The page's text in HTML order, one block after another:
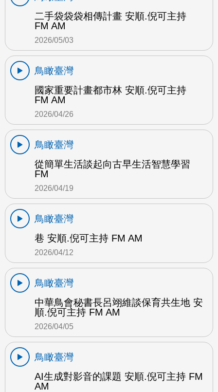
二手袋袋袋相傳計畫 安順.倪可主持
FM AM
2026/05/03
鳥瞰臺灣
國家重要計畫都市林 安順.倪可主持
FM AM
2026/04/26
鳥瞰臺灣
從簡單生活談起向古早生活智慧學習
FM
2026/04/19
鳥瞰臺灣
巷 安順.倪可主持 FM AM
2026/04/12
鳥瞰臺灣
中華鳥會秘書長呂翊維談保育共生地 安
順.倪可主持 FM AM
2026/04/05
鳥瞰臺灣
AI生成對影音的課題 安順.倪可主持 FM
AM